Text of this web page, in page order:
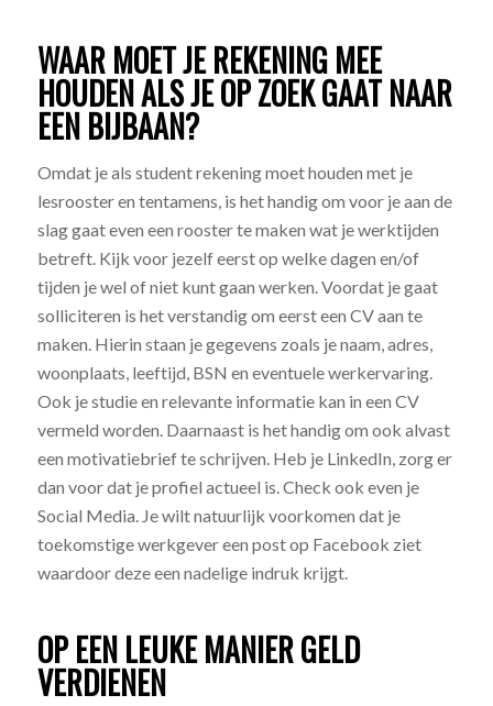
WAAR MOET JE REKENING MEE
HOUDEN ALS JE OP ZOEK GAAT NAAR
EEN BIJBAAN?
Omdat je als student rekening moet houden met je
lesrooster en tentamens, is het handig om voor je aan de
slag gaat even een rooster te maken wat je werktijden
betreft. Kijk voor jezelf eerst op welke dagen en/of
tijden je wel of niet kunt gaan werken. Voordat je gaat
solliciteren is het verstandig om eerst een CV aan te
maken. Hierin staan je gegevens zoals je naam, adres,
woonplaats, leeftijd, BSN en eventuele werkervaring.
Ook je studie en relevante informatie kan in een CV
vermeld worden. Daarnaast is het handig om ook alvast
een motivatiebrief te schrijven. Heb je LinkedIn, zorg er
dan voor dat je profiel actueel is. Check ook even je
Social Media. Je wilt natuurlijk voorkomen dat je
toekomstige werkgever een post op Facebook ziet
waardoor deze een nadelige indruk krijgt.
OP EEN LEUKE MANIER GELD
VERDIENEN